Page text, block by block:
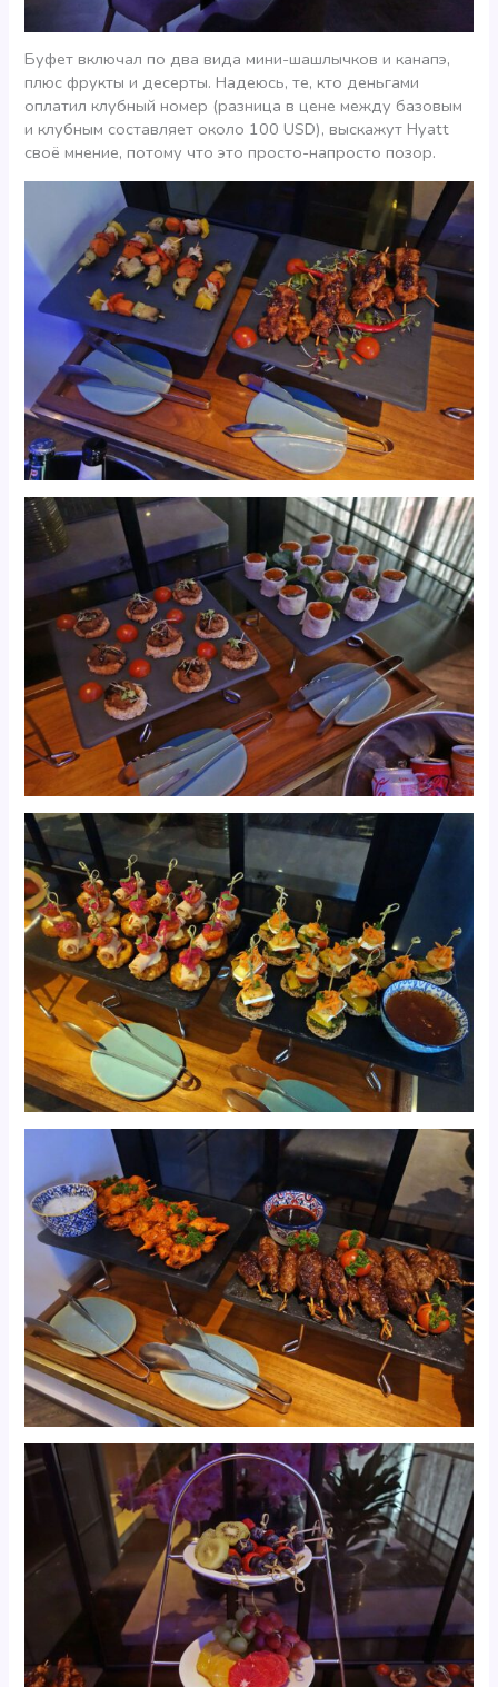
Буфет включал по два вида мини-шашлычков и канапэ,
плюс фрукты и десерты. Надеюсь, те, кто деньгами
оплатил клубный номер (разница в цене между базовым
и клубным составляет около 100 USD), выскажут Hyatt
своё мнение, потому что это просто-напросто позор.